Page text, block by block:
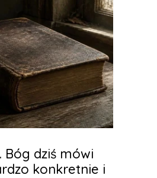
Bóg dziś mówi
konkretnie i